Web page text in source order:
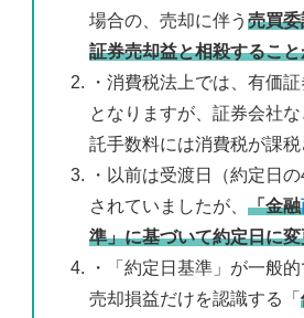
場合の、売却に伴う売買
証券売却益と相殺するこ
・消費税法上では、有価
となりますが、証券会社
託手数料には消費税が課税
・以前は受渡日（約定日
されていましたが、「金融
準」に基づいて約定日に変
・「約定日基準」が一般
売却損益だけを認識する「